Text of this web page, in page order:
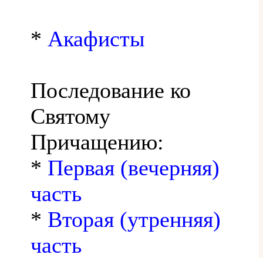
* Акафисты
Последование ко
Святому
Причащению:
* Первая (вечерняя)
часть
* Вторая (утренняя)
часть